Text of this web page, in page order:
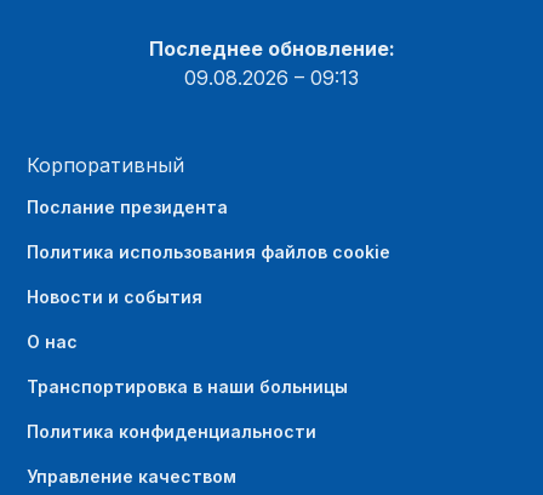
Последнее обновление:
09.08.2026 – 09:13
Корпоративный
Послание президента
Политика использования файлов cookie
Новости и события
О нас
Транспортировка в наши больницы
Политика конфиденциальности
Управление качеством